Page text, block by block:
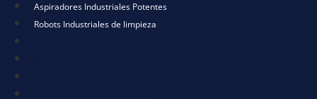
Aspiradores Industriales Potentes
Robots Industriales de limpieza